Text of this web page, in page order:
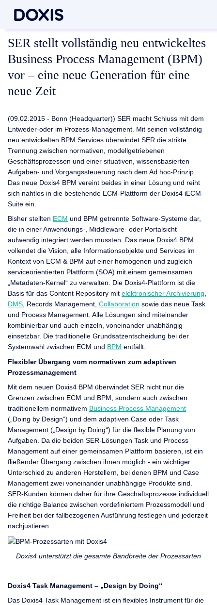
SER stellt vollständig neu entwickeltes
Business Process Management (BPM)
vor – eine neue Generation für eine
neue Zeit
(09.02.2015 - Bonn (Headquarter)) SER macht Schluss mit dem
Entweder-oder im Prozess-Management. Mit seinen vollständig
neu entwickelten BPM Services überwindet SER die strikte
Trennung zwischen normativen, modellgetriebenen
Geschäftsprozessen und einer situativen, wissensbasierten
Aufgaben- und Vorgangssteuerung nach dem Ad hoc-Prinzip.
Das neue Doxis4 BPM vereint beides in einer Lösung und reiht
sich nahtlos in die bestehende ECM-Plattform der Doxis4 iECM-
Suite ein.
Bisher stellten ECM und BPM getrennte Software-Systeme dar,
die in einer Anwendungs-, Middleware- oder Portalsicht
aufwendig integriert werden mussten. Das neue Doxis4 BPM
vollendet die Vision, alle Informationsobjekte und Services im
Kontext von ECM & BPM auf einer homogenen und zugleich
serviceorientierten Plattform (SOA) mit einem gemeinsamen
„Metadaten-Kernel“ zu verwalten. Die Doxis4-Plattform ist die
Basis für das Content Repository mit elektronischer Archivierung,
DMS, Records Management, Collaboration sowie das neue Task
und Process Management. Alle Lösungen sind miteinander
kombinierbar und auch einzeln, voneinander unabhängig
einsetzbar. Die traditionelle Grundsatzentscheidung bei der
Systemwahl zwischen ECM und BPM entfällt.
Flexibler Übergang vom normativen zum adaptiven
Prozessmanagement
Mit dem neuen Doxis4 BPM überwindet SER nicht nur die
Grenzen zwischen ECM und BPM, sondern auch zwischen
traditionellem normativem Business Process Management
(„Doing by Design“) und dem adaptiven Case oder Task
Management („Design by Doing“) für die flexible Planung von
Aufgaben. Da die beiden SER-Lösungen Task und Process
Management auf einer gemeinsamen Plattform basieren, ist ein
fließender Übergang zwischen ihnen möglich - ein wichtiger
Unterschied zu anderen Herstellern, bei denen BPM und Case
Management zwei voneinander unabhängige Produkte sind.
SER-Kunden können daher für ihre Geschäftsprozesse individuell
die richtige Balance zwischen vordefiniertem Prozessmodell und
Freiheit bei der fallbezogenen Ausführung festlegen und jederzeit
nachjustieren.
Doxis4 unterstützt die gesamte Bandbreite der Prozessarten
Doxis4 Task Management – „Design by Doing“
Das Doxis4 Task Management ist ein flexibles Instrument für die